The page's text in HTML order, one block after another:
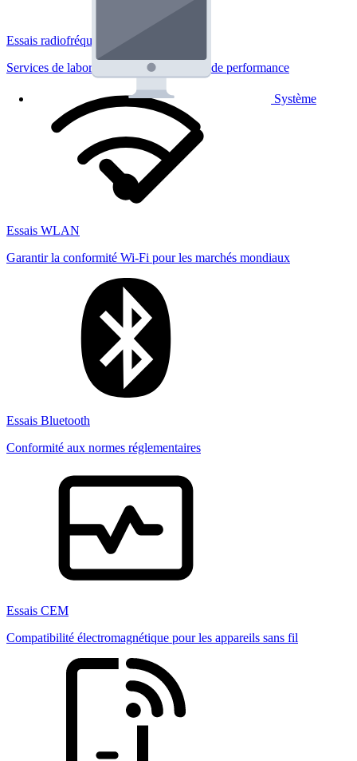
Système
Essais radiofréquences
Services de laboratoire réglementaires et de performance
Essais WLAN
Garantir la conformité Wi-Fi pour les marchés mondiaux
Essais Bluetooth
Conformité aux normes réglementaires
Essais CEM
Compatibilité électromagnétique pour les appareils sans fil